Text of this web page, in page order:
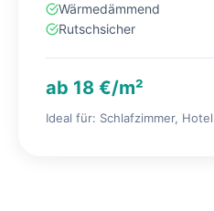
Wärmedämmend
Rutschsicher
ab 18 €/m²
Ideal für: Schlafzimmer, Hotel